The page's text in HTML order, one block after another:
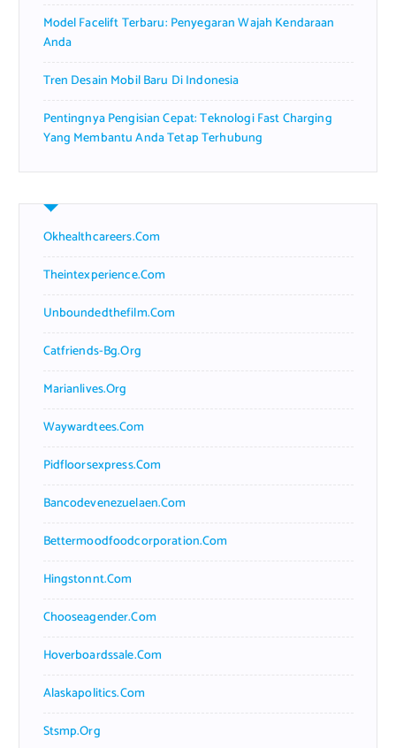
Model Facelift Terbaru: Penyegaran Wajah Kendaraan
Anda
Tren Desain Mobil Baru Di Indonesia
Pentingnya Pengisian Cepat: Teknologi Fast Charging
Yang Membantu Anda Tetap Terhubung
Okhealthcareers.com
Theintexperience.com
Unboundedthefilm.com
Catfriends-Bg.org
Marianlives.org
Waywardtees.com
Pidfloorsexpress.com
Bancodevenezuelaen.com
Bettermoodfoodcorporation.com
Hingstonnt.com
Chooseagender.com
Hoverboardssale.com
Alaskapolitics.com
Stsmp.org